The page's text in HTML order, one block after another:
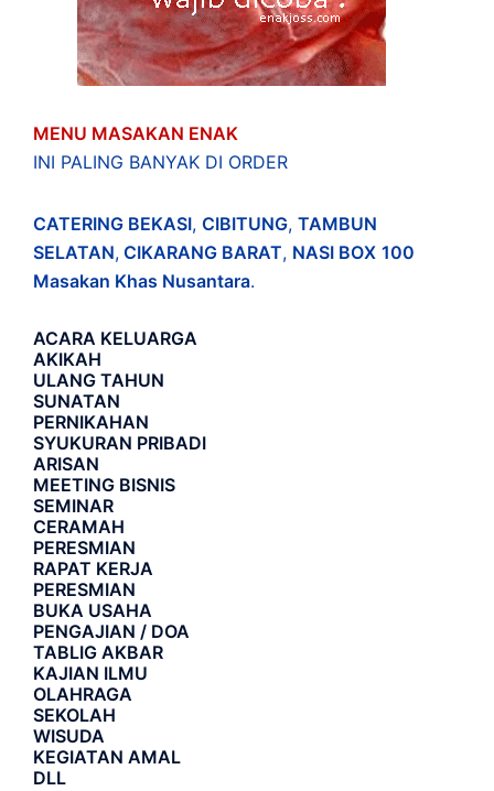
MENU MASAKAN ENAK
INI PALING BANYAK DI ORDER
CATERING BEKASI, CIBITUNG, TAMBUN
SELATAN, CIKARANG BARAT, NASI BOX 100
Masakan Khas Nusantara.
ACARA KELUARGA
AKIKAH
ULANG TAHUN
SUNATAN
PERNIKAHAN
SYUKURAN PRIBADI
ARISAN
MEETING BISNIS
SEMINAR
CERAMAH
PERESMIAN
RAPAT KERJA
PERESMIAN
BUKA USAHA
PENGAJIAN / DOA
TABLIG AKBAR
KAJIAN ILMU
OLAHRAGA
SEKOLAH
WISUDA
KEGIATAN AMAL
DLL